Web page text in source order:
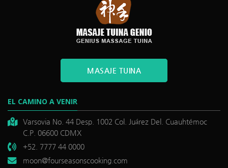
MASAJE TUINA
EL CAMINO A VENIR
Varsovia No. 44 Desp. 1002 Col. Juárez Del. Cuauhtémoc
C.P. 06600 CDMX
+52. 7777 44 0000
moon@fourseasonscooking.com